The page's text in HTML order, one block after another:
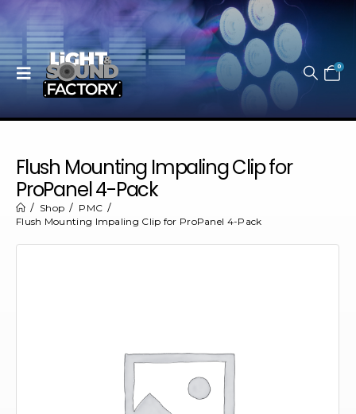
0
Flush Mounting Impaling Clip for
ProPanel 4-Pack
Shop
PMC
Flush Mounting Impaling Clip for ProPanel 4-Pack